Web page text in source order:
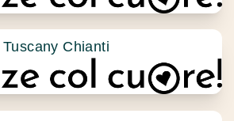
Tuscany Chianti